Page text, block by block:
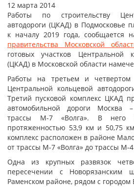
12 марта 2014
Работы по строительству
автодороги (ЦКАД) в Подмосковье
к началу 2019 года, сообщается
правительства Московской
готовых участков Центральной
(ЦКАД) в Московской области
Работы на третьем и четвертом
Центральной кольцевой
Третий пусковой комплекс ЦКАД
автомобильной дороги Москва
трассы М-7 «Волга». В него
протяженностью 53,9 км и 50,75
комплекс расположен в районе
от трассы М-7 «Волга» до трассы М-
Одна из крупных развязок
пересечении с Новорязанским
Раменском районе, рядом с